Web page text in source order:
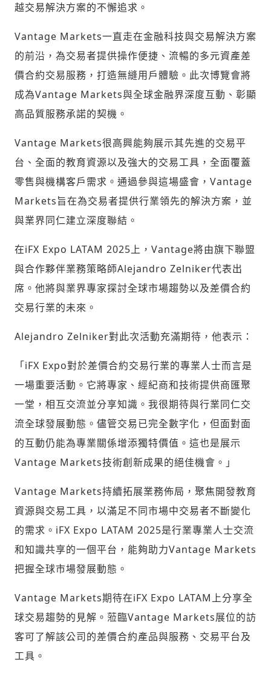
登入或註冊
歡迎您加入《旭時報》
掌握國際政經脈動
參與下一波全球科技革命
輸入 Email 驗證碼
請輸入發送到的驗證碼
(十分鐘內有效)
驗證
越交易解決方案的不懈追求。
Vantage Markets一直走在金融科技與交易解決方案
的前沿，為交易者提供操作便捷、流暢的多元資產差
價合約交易服務，打造無縫用戶體驗。此次博覽會將
成為Vantage Markets與全球金融界深度互動、彰顯
高品質服務承諾的契機。
Vantage Markets很高興能夠展示其先進的交易平
台、全面的教育資源以及強大的交易工具，全面覆蓋
零售與機構客戶需求。通過參與這場盛會，Vantage
Markets旨在為交易者提供行業領先的解決方案，並
與業界同仁建立深度聯結。
在iFX Expo LATAM 2025上，Vantage將由旗下聯盟
與合作夥伴業務策略師Alejandro Zelniker代表出
席。他將與業界專家探討全球市場趨勢以及差價合約
交易行業的未來。
Alejandro Zelniker對此次活動充滿期待，他表示：
「iFX Expo對於差價合約交易行業的專業人士而言是
一場重要活動。它將專家、經紀商和技術提供商匯聚
一堂，相互交流並分享知識。我很期待與行業同仁交
流全球發展動態。儘管交易已完全數字化，但面對面
的互動仍能為專業關係增添獨特價值。這也是展示
Vantage Markets技術創新成果的絕佳機會。」
Vantage Markets持續拓展業務佈局，聚焦開發教育
資源與交易工具，以滿足不同市場中交易者不斷變化
的需求。iFX Expo LATAM 2025是行業專業人士交流
和知識共享的一個平台，能夠助力Vantage Markets
把握全球市場發展動態。
Vantage Markets期待在iFX Expo LATAM上分享全
球交易趨勢的見解。蒞臨Vantage Markets展位的訪
客可了解該公司的差價合約產品與服務、交易平台及
工具。